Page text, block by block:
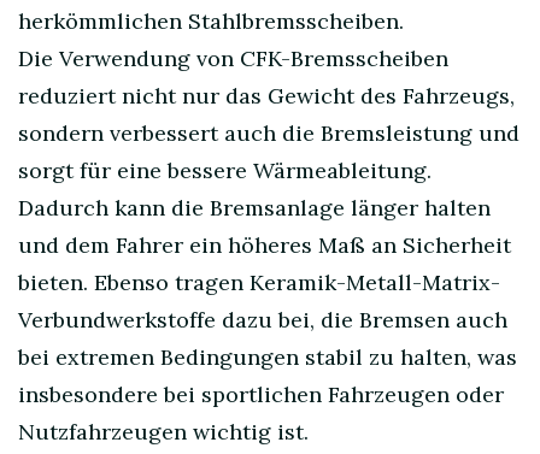
herkömmlichen Stahlbremsscheiben.
Die Verwendung von CFK-Bremsscheiben
reduziert nicht nur das Gewicht des Fahrzeugs,
sondern verbessert auch die Bremsleistung und
sorgt für eine bessere Wärmeableitung.
Dadurch kann die Bremsanlage länger halten
und dem Fahrer ein höheres Maß an Sicherheit
bieten. Ebenso tragen Keramik-Metall-Matrix-
Verbundwerkstoffe dazu bei, die Bremsen auch
bei extremen Bedingungen stabil zu halten, was
insbesondere bei sportlichen Fahrzeugen oder
Nutzfahrzeugen wichtig ist.